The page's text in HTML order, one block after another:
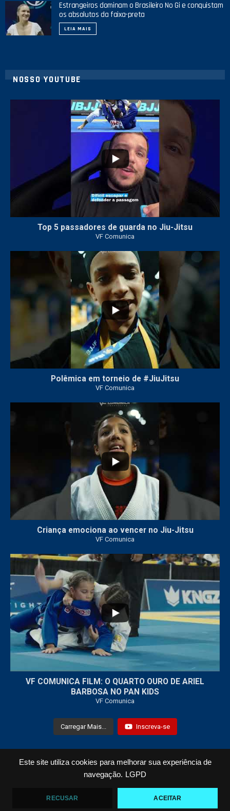
Este site utiliza cookies para melhorar sua experiência de
navegação. LGPD
RECUSAR ACEITAR
Estrangeiros dominam o Brasileiro No Gi e conquistam
os absolutos da faixa-preta
LEIA MAIS
NOSSO YOUTUBE
Top 5 passadores de guarda no Jiu-Jitsu
VF Comunica
Polêmica em torneio de #JiuJitsu
VF Comunica
Criança emociona ao vencer no Jiu-Jitsu
VF Comunica
...
VF COMUNICA FILM: O QUARTO OURO DE ARIEL
BARBOSA NO PAN KIDS
VF Comunica
Carregar Mais... Inscreva-se
Fotos Vídeos